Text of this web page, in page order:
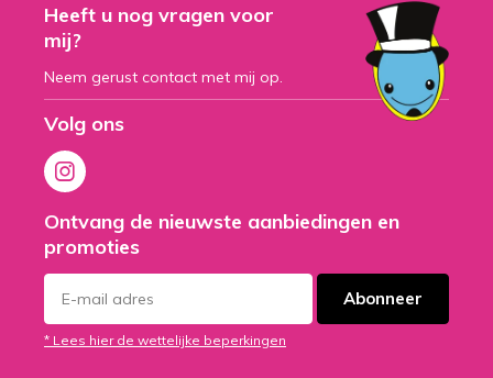
Heeft u nog vragen voor
mij?
Neem gerust contact met mij op.
Volg ons
Ontvang de nieuwste aanbiedingen en
promoties
Abonneer
* Lees hier de wettelijke beperkingen